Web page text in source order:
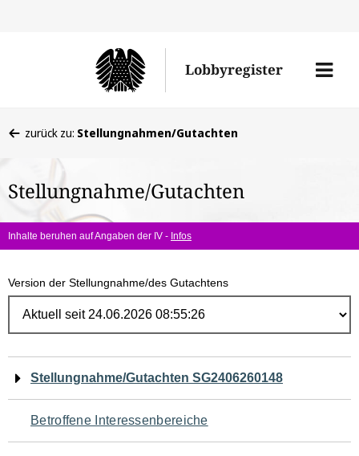
Lobbyregister
Menü
befinden
hier:
zurück zu: Stellungnahmen/Gutachten
Stellungnahme/Gutachten
Inhalte beruhen auf Angaben der IV - Infos
Version der Stellungnahme/des Gutachtens
Navigation
für
den
Stellungnahme/Gutachten SG2406260148
Betroffene Interessenbereiche